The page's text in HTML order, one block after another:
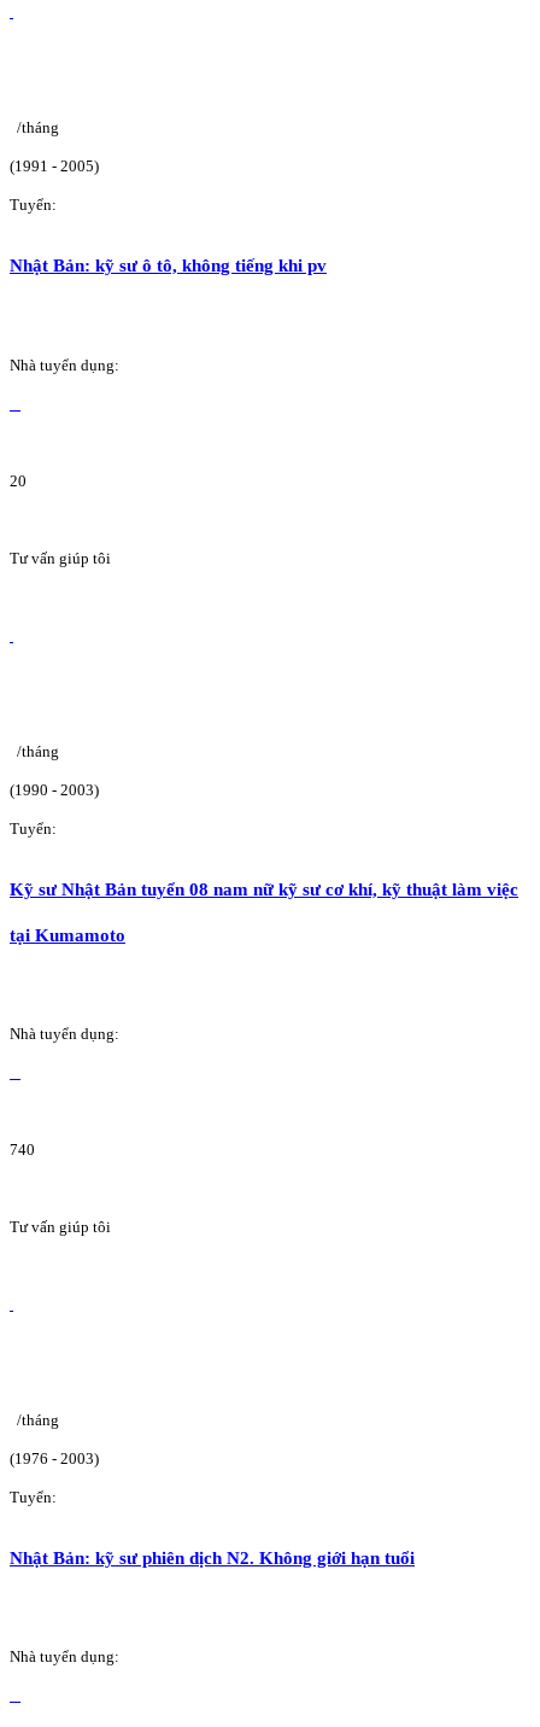
/tháng
(1991 - 2005)
Tuyển:
Nhật Bản: kỹ sư ô tô, không tiếng khi pv
Nhà tuyển dụng:
20
Tư vấn giúp tôi
/tháng
(1990 - 2003)
Tuyển:
Kỹ sư Nhật Bản tuyển 08 nam nữ kỹ sư cơ khí, kỹ thuật làm việc
tại Kumamoto
Nhà tuyển dụng:
740
Tư vấn giúp tôi
/tháng
(1976 - 2003)
Tuyển:
Nhật Bản: kỹ sư phiên dịch N2. Không giới hạn tuổi
Nhà tuyển dụng: